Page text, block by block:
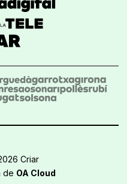
Criar
de OA Cloud